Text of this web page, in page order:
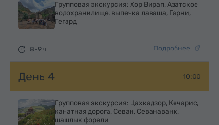
Групповая экскурсия: Хор Вирап, Азатское
водохранилище, выпечка лаваша, Гарни,
Гегард
Подробнее
8-9 ч
День 4 10:00
Групповая экскурсия: Цахкадзор, Кечарис,
канатная дорога, Севан, Севанаванк,
шашлык форели